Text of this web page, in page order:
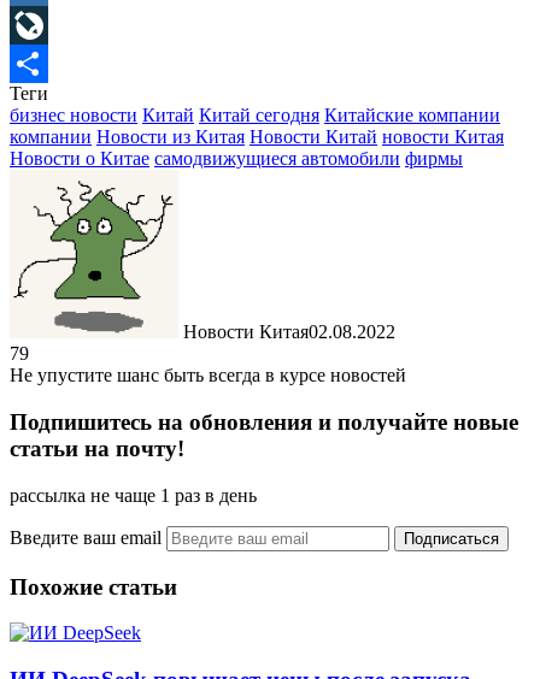
Mail.Ru
LiveJournal
Отправить
Теги
бизнес новости Китай Китай сегодня Китайские компании
компании Новости из Китая Новости Китай новости Китая
Новости о Китае самодвижущиеся автомобили фирмы
Новости Китая02.08.2022
79
Не упустите шанс быть всегда в курсе новостей
Подпишитесь на обновления и получайте новые
статьи на почту!
рассылка не чаще 1 раз в день
Введите ваш email
Похожие статьи